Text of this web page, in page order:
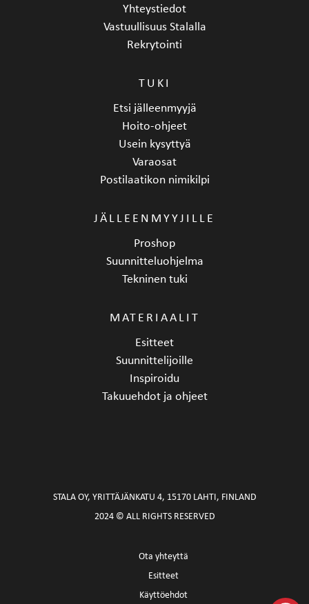
Yhteystiedot
Vastuullisuus Stalalla
Rekrytointi
TUKI
Etsi jälleenmyyjä
Hoito-ohjeet
Usein kysyttyä
Varaosat
Postilaatikon nimikilpi
JÄLLEENMYYJILLE
Proshop
Suunnitteluohjelma
Tekninen tuki
MATERIAALIT
Esitteet
Suunnittelijoille
Inspiroidu
Takuuehdot ja ohjeet
Ota yhteyttä
Esitteet
Käyttöehdot
STALA OY, YRITTÄJÄNKATU 4, 15170 LAHTI, FINLAND
2024 © ALL RIGHTS RESERVED